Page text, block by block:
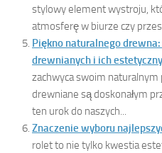
stylowy element wystroju,
atmosferę w biurze czy
Piękno naturalnego
drewnianych i ich
zachwyca swoim naturalnym
drewniane są doskonałym
ten urok do naszych...
Znaczenie wyboru
rolet to nie tylko kwestia